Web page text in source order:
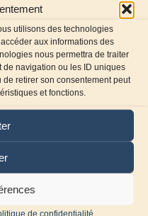
utilisons des technologies
aux informations des
nous permettra de traiter
navigation ou les ID uniques
retirer son consentement peut
et fonctions.
de confidentialité